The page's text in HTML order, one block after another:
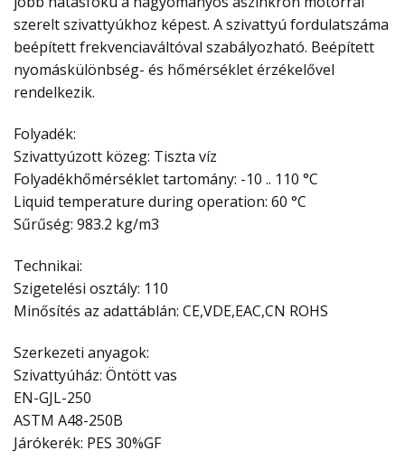
szerelt szivattyúkhoz képest. A szivattyú fordulatszáma
beépített frekvenciaváltóval szabályozható. Beépített
nyomáskülönbség- és hőmérséklet érzékelővel
rendelkezik.
Folyadék:
Szivattyúzott közeg: Tiszta víz
Folyadékhőmérséklet tartomány: -10 .. 110 °C
Liquid temperature during operation: 60 °C
Sűrűség: 983.2 kg/m3
Technikai:
Szigetelési osztály: 110
Minősítés az adattáblán: CE,VDE,EAC,CN ROHS
Szerkezeti anyagok:
Szivattyúház: Öntött vas
EN-GJL-250
ASTM A48-250B
Járókerék: PES 30%GF